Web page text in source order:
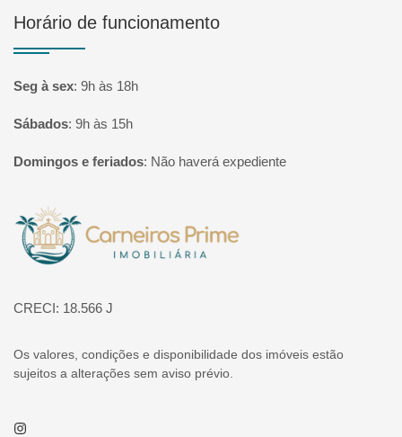
Horário de funcionamento
Seg à sex: 9h às 18h
Sábados: 9h às 15h
Domingos e feriados: Não haverá expediente
Página inicial
CRECI: 18.566 J
Os valores, condições e disponibilidade dos imóveis estão
sujeitos a alterações sem aviso prévio.
Instagram